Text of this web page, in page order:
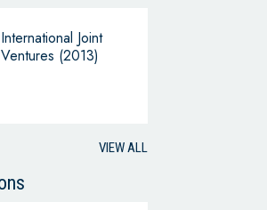
International Joint
Ventures (2013)
VIEW ALL